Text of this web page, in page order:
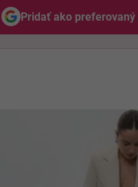
Pridať ako preferovaný
Odzadu,